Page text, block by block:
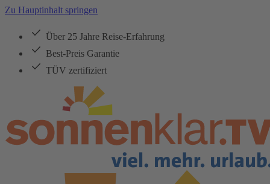
Zu Hauptinhalt springen
Über 25 Jahre Reise-Erfahrung
Best-Preis Garantie
TÜV zertifiziert